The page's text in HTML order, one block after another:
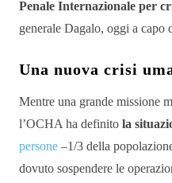
Penale Internazionale per
generale Dagalo, oggi a
Una nuova crisi
Mentre una grande missione
l’OCHA ha definito la
persone –1/3 della
dovuto sospendere le